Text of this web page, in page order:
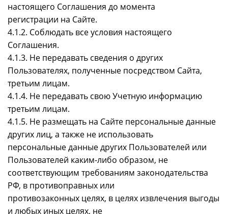
настоящего Соглашения до момента
регистрации на Сайте.
4.1.2. Соблюдать все условия настоящего
Соглашения.
4.1.3. Не передавать сведения о других
Пользователях, полученные посредством Сайта,
третьим лицам.
4.1.4. Не передавать свою Учетную информацию
третьим лицам.
4.1.5. Не размещать на Сайте персональные данные
других лиц, а также не использовать
персональные данные других Пользователей или
Пользователей каким-либо образом, не
соответствующим требованиям законодательства
РФ, в противоправных или
противозаконных целях, в целях извлечения выгоды
и любых иных целях, не